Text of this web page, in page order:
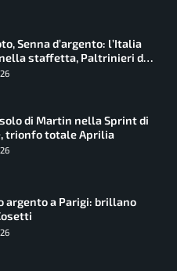
Senna d’argento: l’Italia
staffetta, Paltrinieri da
azzurro
di Martin nella Sprint di
trionfo totale Aprilia
argento a Parigi: brillano